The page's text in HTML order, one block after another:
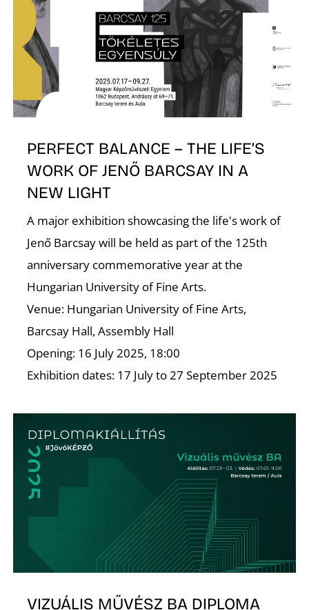
PERFECT BALANCE – THE LIFE’S
WORK OF JENŐ BARCSAY IN A
NEW LIGHT
A major exhibition showcasing the life's work of
Jenő Barcsay will be held as part of the 125th
anniversary commemorative year at the
Hungarian University of Fine Arts.
Venue: Hungarian University of Fine Arts,
Barcsay Hall, Assembly Hall
Opening: 16 July 2025, 18:00
Exhibition dates: 17 July to 27 September 2025
VIZUÁLIS MŰVÉSZ BA DIPLOMA